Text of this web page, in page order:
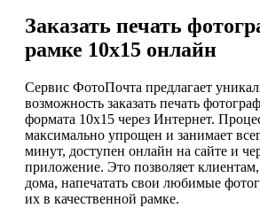
Заказать печать
рамке 10х15 онлайн
Сервис ФотоПочта предлагает
возможность заказать печать
формата 10х15 через Интернет.
максимально упрощен и занимает
минут, доступен онлайн на сайте и
приложение. Это позволяет
дома, напечатать свои любимые
их в качественной рамке.